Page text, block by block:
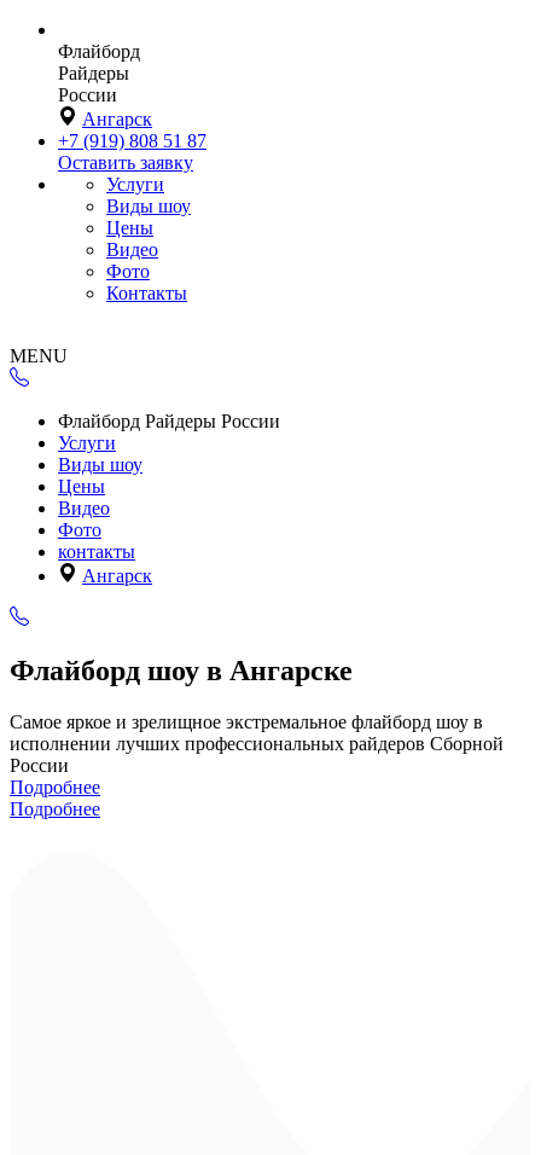
Флайборд
Райдеры
России
Ангарск
+7 (919) 808 51 87
Оставить заявку
Услуги
Виды шоу
Цены
Видео
Фото
Контакты
MENU
Флайборд Райдеры России
Услуги
Виды шоу
Цены
Видео
Фото
контакты
Ангарск
Флайборд шоу в Ангарске
Самое яркое и зрелищное экстремальное флайборд шоу в
исполнении лучших профессиональных райдеров Сборной
России
Подробнее
Подробнее